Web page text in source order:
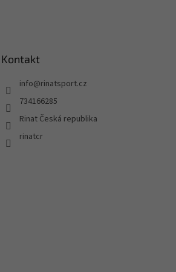
Kontakt
info@rinatsport.cz
734166285
Rinat Česká republika
rinatcr